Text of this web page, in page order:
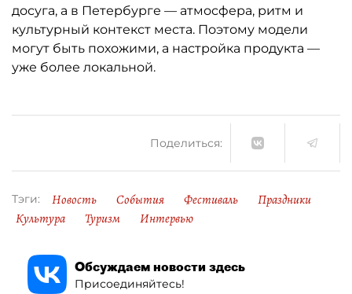
досуга, а в Петербурге — атмосфера, ритм и
культурный контекст места. Поэтому модели
могут быть похожими, а настройка продукта —
уже более локальной.
Поделиться:
Тэги: Новость События Фестиваль
Праздники
Культура
Туризм Интервью
Обсуждаем новости здесь
Присоединяйтесь!